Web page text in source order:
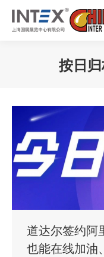
按日归
道达尔签约阿
也能在线加油